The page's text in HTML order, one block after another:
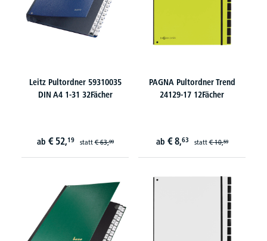
Leitz Pultordner 59310035
DIN A4 1-31 32Fächer
ab € 52,19 statt€ 63,99
PAGNA Pultordner Trend
24129-17 12Fächer
ab € 8,63 statt€ 10,59